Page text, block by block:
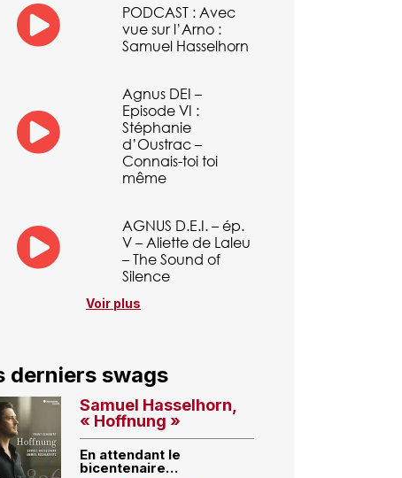
PODCAST : Avec
vue sur l’Arno :
Samuel Hasselhorn
Agnus DEI –
Episode VI :
Stéphanie
d’Oustrac –
Connais-toi toi
même
AGNUS D.E.I. – ép.
V – Aliette de Laleu
– The Sound of
Silence
Voir plus
derniers swags
Samuel Hasselhorn,
« Hoffnung »
En attendant le
bicentenaire…